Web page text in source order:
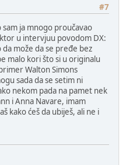
#7
sam ja mnogo proučavao
u intervjuu povodom DX:
može da se pređe bez
malo kori što si u originalu
Walton Simons
sada da se setim ni
nekom pada na pamet nek
i Anna Navare, imam
kako ćeš da ubiješ, ali ne i